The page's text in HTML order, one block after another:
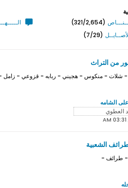
(321/2,654)
(7/29)
من التراث
- شلات - منكوس - هجيني - ربابه - قزوعي - زامل
الشامه
الشعبية
- طرائف -